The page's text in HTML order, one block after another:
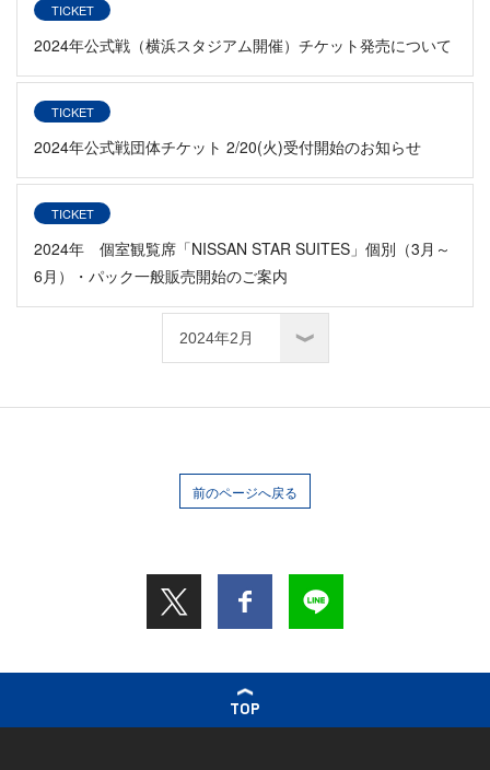
TICKET
2024年公式戦（横浜スタジアム開催）チケット発売について
TICKET
2024年公式戦団体チケット 2/20(火)受付開始のお知らせ
TICKET
2024年 個室観覧席「NISSAN STAR SUITES」個別（3月～
6月）・パック一般販売開始のご案内
前のページへ戻る
TOP